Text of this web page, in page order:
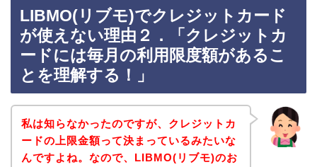
LIBMO(リブモ)でクレジットカード
が使えない理由２．「クレジットカ
ードには毎月の利用限度額があるこ
とを理解する！」
私は知らなかったのですが、クレジットカ
ードの上限金額って決まっているみたいな
んですよね。なので、LIBMO(リブモ)のお